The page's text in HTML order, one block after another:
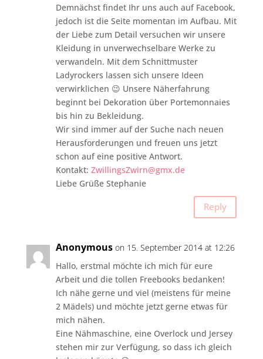
Demnächst findet Ihr uns auch auf Facebook,
jedoch ist die Seite momentan im Aufbau. Mit
der Liebe zum Detail versuchen wir unsere
Kleidung in unverwechselbare Werke zu
verwandeln. Mit dem Schnittmuster
Ladyrockers lassen sich unsere Ideen
verwirklichen 😉 Unsere Näherfahrung
beginnt bei Dekoration über Portemonnaies
bis hin zu Bekleidung.
Wir sind immer auf der Suche nach neuen
Herausforderungen und freuen uns jetzt
schon auf eine positive Antwort.
Kontakt: ZwillingsZwirn@gmx.de
Liebe Grüße Stephanie
Reply
Anonymous on 15. September 2014 at 12:26
Hallo, erstmal möchte ich mich für eure
Arbeit und die tollen Freebooks bedanken!
Ich nähe gerne und viel (meistens für meine
2 Mädels) und möchte jetzt gerne etwas für
mich nähen.
Eine Nähmaschine, eine Overlock und Jersey
stehen mir zur Verfügung, so dass ich gleich